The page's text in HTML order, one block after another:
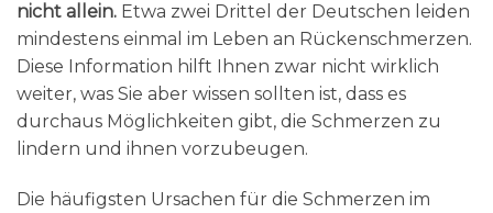
nicht allein. Etwa zwei Drittel der Deutschen leiden
mindestens einmal im Leben an Rückenschmerzen.
Diese Information hilft Ihnen zwar nicht wirklich
weiter, was Sie aber wissen sollten ist, dass es
durchaus Möglichkeiten gibt, die Schmerzen zu
lindern und ihnen vorzubeugen.
Die häufigsten Ursachen für die Schmerzen im